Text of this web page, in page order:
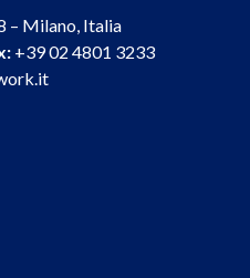
– Milano, Italia
+39 02 4801 3233